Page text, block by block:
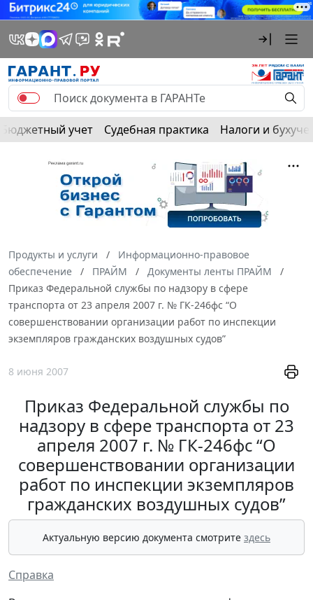
Бюджетный учет Судебная практика Налоги и
Продукты и услуги
Информационно-правовое
обеспечение
ПРАЙМ
Документы ленты ПРАЙМ
Приказ Федеральной службы по надзору в сфере
транспорта от 23 апреля 2007 г. № ГК-246фс “О
совершенствовании организации работ по инспекции
экземпляров гражданских воздушных судов”
8 июня 2007
Приказ Федеральной службы по
надзору в сфере транспорта от 23
апреля 2007 г. № ГК-246фс “О
совершенствовании организации
работ по инспекции экземпляров
гражданских воздушных судов”
Актуальную версию документа смотрите здесь
Справка